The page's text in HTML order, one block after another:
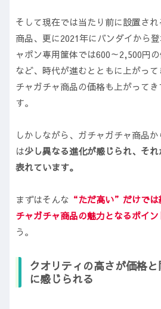
そして現在では当たり前に設置さ
商品、更に2021年にバンダイから
ャポン専用筐体では600～2,500円
など、時代が進むとともに上がっ
チャガチャ商品の価格も上がって
す。
しかしながら、ガチャガチャ商品
は少し異なる進化が感じられ、そ
表れています。
まずはそんな “ただ高い”だけでは
チャガチャ商品の魅力となるポイン
う。
クオリティの高さが価格
に感じられる